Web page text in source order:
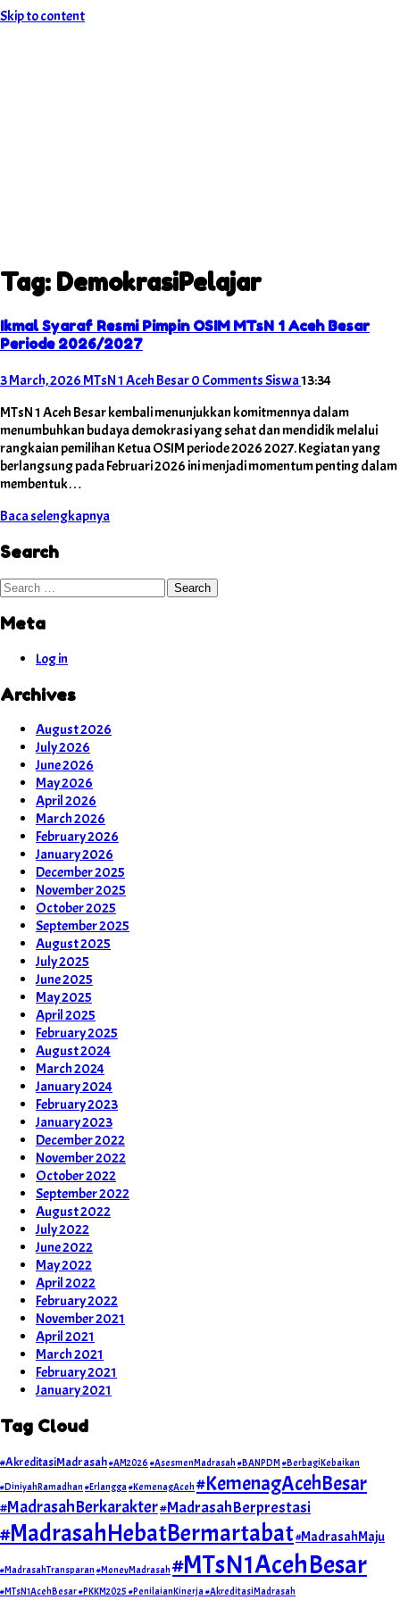
Skip to content
Tag: DemokrasiPelajar
Ikmal Syaraf Resmi Pimpin OSIM MTsN 1 Aceh Besar
Periode 2026/2027
3 March, 2026 MTsN 1 Aceh Besar0 CommentsSiswa13:34
MTsN 1 Aceh Besar kembali menunjukkan komitmennya dalam
menumbuhkan budaya demokrasi yang sehat dan mendidik melalui
rangkaian pemilihan Ketua OSIM periode 2026 2027. Kegiatan yang
berlangsung pada Februari 2026 ini menjadi momentum penting dalam
membentuk…
Baca selengkapnya
Search
Search
Meta
Log in
Archives
August 2026
July 2026
June 2026
May 2026
April 2026
March 2026
February 2026
January 2026
December 2025
November 2025
October 2025
September 2025
August 2025
July 2025
June 2025
May 2025
April 2025
February 2025
August 2024
March 2024
January 2024
February 2023
January 2023
December 2022
November 2022
October 2022
September 2022
August 2022
July 2022
June 2022
May 2022
April 2022
February 2022
November 2021
April 2021
March 2021
February 2021
January 2021
Tag Cloud
#AkreditasiMadrasah#AM2026 #AsesmenMadrasah #BANPDM#BerbagiKebaikan
#DiniyahRamadhan #Erlangga#KemenagAceh #KemenagAcehBesar
#MadrasahBerkarakter#MadrasahBerprestasi
#MadrasahHebatBermartabat#MadrasahMaju
#MadrasahTransparan #MonevMadrasah #MTsN1AcehBesar
#MTsN1AcehBesar #PKKM2025 #PenilaianKinerja #AkreditasiMadrasah